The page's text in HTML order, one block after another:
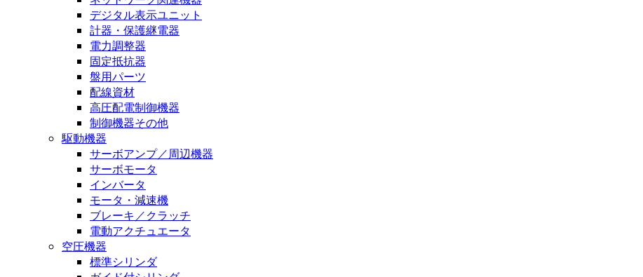
デジタル表示ユニット
計器・保護継電器
電力調整器
固定抵抗器
盤用パーツ
配線資材
高圧配電制御機器
制御機器その他
駆動機器
サーボアンプ／周辺機器
サーボモータ
インバータ
モータ・減速機
ブレーキ／クラッチ
電動アクチュエータ
空圧機器
標準シリンダ